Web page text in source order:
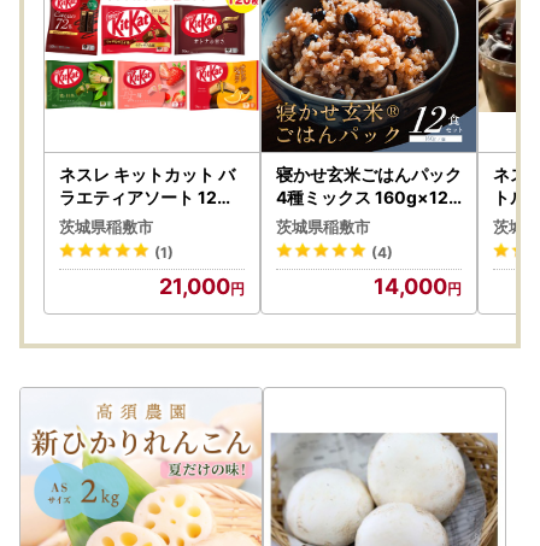
ネスレ キットカット バ
ラエティアソート 12袋
セット (6種×2袋) 合計1
20枚 チョコレート 菓子
ウエハース [2117]
茨城県稲敷市
(1)
21,000
寝かせ玄米ごはんパック
4種ミックス 160g×12
食 (小豆ブレンド／黒米
ブレンド 各4食、もち麦
ブレンド／十五穀ブレン
ド 各2食) [1616]
茨城県稲敷市
(4)
14,000
ネス
トル
えめ
7]
茨城